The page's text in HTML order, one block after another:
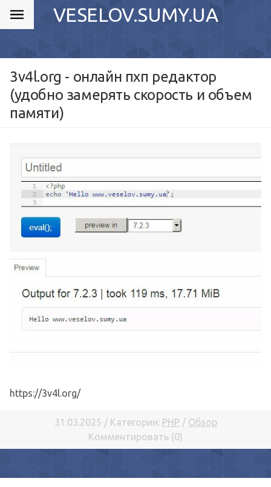
VESELOV.SUMY.UA
3v4l.org - онлайн пхп редактор
(удобно замерять скорость и объем
памяти)
https://3v4l.org/
31.03.2025 / Категории: PHP / Обзор
Комментировать (0)